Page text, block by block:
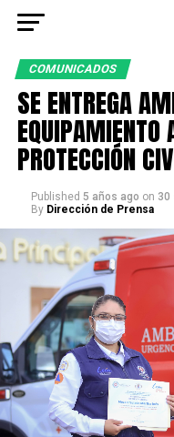
COMUNICADOS
SE ENTREGA
EQUIPAMIENTO
PROTECCIÓN
Published 5 años ago on 30
By Dirección de Prensa